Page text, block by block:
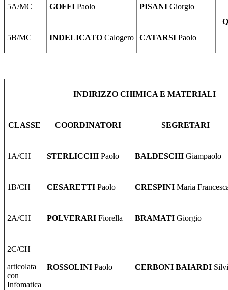
5A/MC GOFFI Paolo PISANI Giorgio
5B/MC
INDELICATO Calogero CATARSI Paolo
INDIRIZZO CHIMICA E MATERIALI
CLASSE COORDINATORI SEGRETARI
1A/CH STERLICCHI Paolo BALDESCHI Giampaolo
1B/CH CESARETTI Paolo CRESPINI Maria
2A/CH POLVERARI Fiorella BRAMATI Giorgio
2C/CH
articolata
con
Infomatica
ROSSOLINI Paolo CERBONI BAIARDI